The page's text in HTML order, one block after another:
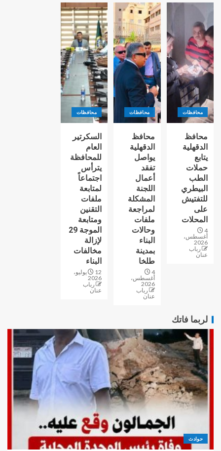
محافظات
محافظ
الدقهلية
يتابع
حملات
الطب
البيطري
للتفتيش
على
المحلات
4
أغسطس،
2026
رباب
عنان
محافظات
محافظ
الدقهلية
يواصل
تفقد
أعمال
اللجنة
المشكلة
لمراجعة
ملفات
وحالات
البناء
بمدينة
طلخا
4
أغسطس،
2026
رباب
عنان
محافظات
السكرتير
العام
للمحافظة
يترأس
اجتماعاً
لمتابعة
ملفات
التقنين
ومتابعة
الموجة 29
لإزالة
مخالفات
البناء
12 يوليو،
2026
رباب
عنان
لربما فاتك
حوادث